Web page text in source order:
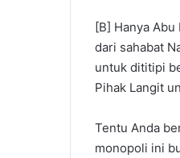
[B] Hanya
dari sahabat
untuk dititipi
Pihak Langit
Tentu Anda
monopoli ini